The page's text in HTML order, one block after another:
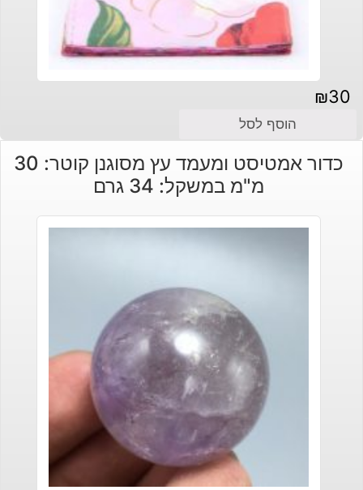
₪30
הוסף לסל
כדור אמטיסט ומעמד עץ מסוגנן קוטר: 30
מ"מ במשקל: 34 גרם